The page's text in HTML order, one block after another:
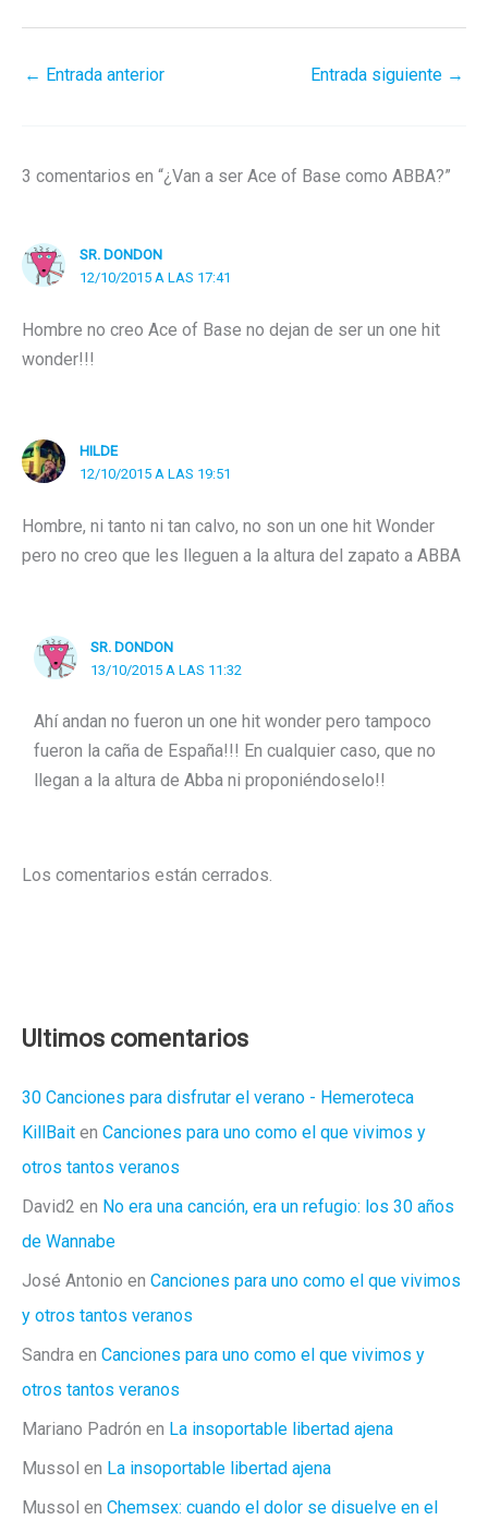
← Entrada anterior Entrada siguiente →
3 comentarios en “¿Van a ser Ace of Base como ABBA?”
SR. DONDON
12/10/2015 A LAS 17:41
Hombre no creo Ace of Base no dejan de ser un one hit
wonder!!!
HILDE
12/10/2015 A LAS 19:51
Hombre, ni tanto ni tan calvo, no son un one hit Wonder
pero no creo que les lleguen a la altura del zapato a ABBA
SR. DONDON
13/10/2015 A LAS 11:32
Ahí andan no fueron un one hit wonder pero tampoco
fueron la caña de España!!! En cualquier caso, que no
llegan a la altura de Abba ni proponiéndoselo!!
Los comentarios están cerrados.
Ultimos comentarios
30 Canciones para disfrutar el verano - Hemeroteca
KillBait en Canciones para uno como el que vivimos y
otros tantos veranos
David2 en No era una canción, era un refugio: los 30 años
de Wannabe
José Antonio en Canciones para uno como el que vivimos
y otros tantos veranos
Sandra en Canciones para uno como el que vivimos y
otros tantos veranos
Mariano Padrón en La insoportable libertad ajena
Mussol en La insoportable libertad ajena
Mussol en Chemsex: cuando el dolor se disuelve en el